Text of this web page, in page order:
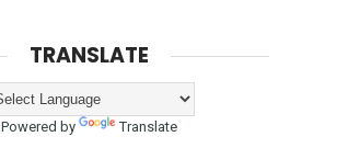
TRANSLATE
Powered by Translate